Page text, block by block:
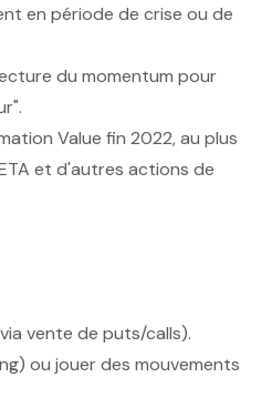
en période de crise ou de
du momentum pour
Value fin 2022, au plus
et d'autres actions de
vente de puts/calls).
ou jouer des mouvements